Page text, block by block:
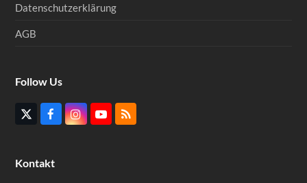
Datenschutzerklärung
AGB
Follow Us
TwitterFacebookInstagram
YouTube
RSS
Kontakt